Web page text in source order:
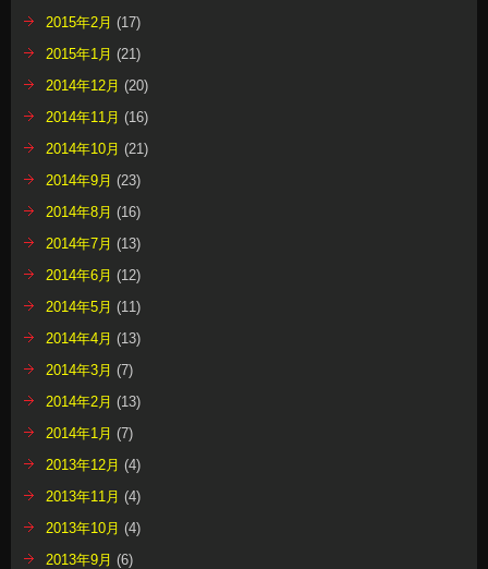
2015年2月 (17)
2015年1月 (21)
2014年12月 (20)
2014年11月 (16)
2014年10月 (21)
2014年9月 (23)
2014年8月 (16)
2014年7月 (13)
2014年6月 (12)
2014年5月 (11)
2014年4月 (13)
2014年3月 (7)
2014年2月 (13)
2014年1月 (7)
2013年12月 (4)
2013年11月 (4)
2013年10月 (4)
2013年9月 (6)